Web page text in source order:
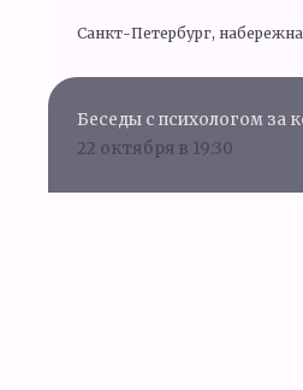
Санкт-Петербург,
Беседы с психологом за
22 октября в 19:30